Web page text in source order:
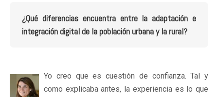
¿Qué diferencias encuentra entre la adaptación e
integración digital de la población urbana y la rural?
Yo creo que es cuestión de confianza. Tal y
como explicaba antes, la experiencia es lo que